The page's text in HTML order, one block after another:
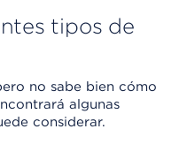
tipos de
no sabe bien cómo
algunas
considerar.